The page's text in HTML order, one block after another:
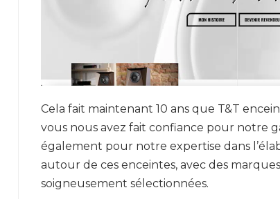
Cela fait maintenant 10 ans que T&T
vous nous avez fait confiance pour notre
également pour notre expertise dans
autour de ces enceintes, avec des
soigneusement sélectionnées.